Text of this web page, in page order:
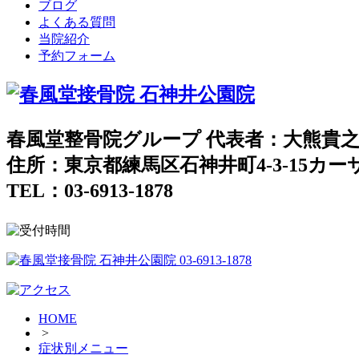
ブログ
よくある質問
当院紹介
予約フォーム
春風堂整骨院グループ 代表者：大熊貴之
住所：東京都練馬区石神井町4-3-15カー
TEL：03-6913-1878
HOME
>
症状別メニュー